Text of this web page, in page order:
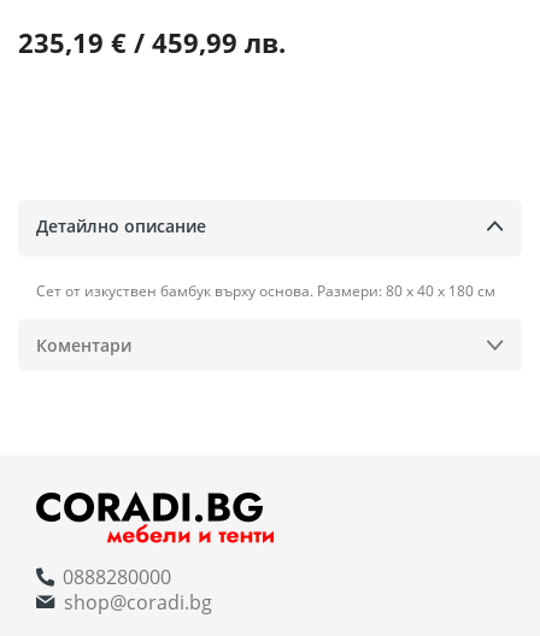
235,19 € / 459,99 лв.
Детайлно описание
Сет от изкуствен бамбук върху основа. Размери: 80 х 40 х 180 см
Коментари
0888280000
shop@coradi.bg